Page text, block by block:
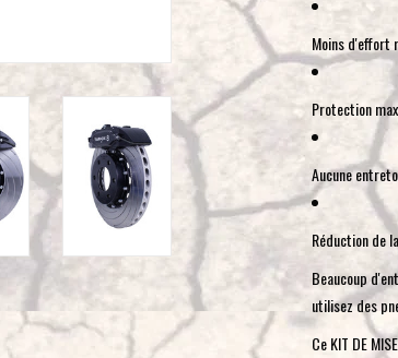
Moins d'effort
Protection
Aucune
Réduction de
Beaucoup
utilisez des
Ce KIT DE